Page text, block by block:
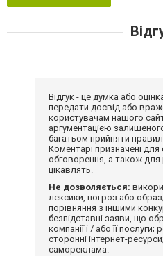
Відгук - це думка або
передати досвід або
користувачам нашого
аргументацією
багатьом прийняти
Коментарі призначені для
обговорення, а також
цікавлять.
Не дозволяється:
лексики, погроз або
порівняння з іншими
безпідставні заяви, що
компанії і / або її
сторонні інтернет-
самореклама.